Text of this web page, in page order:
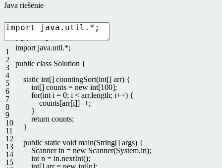
Java riešenie
1
2
3
4
5
6
7
8
9
10
11
12
13
14
15
import java.util.*;
public class Solution {
static int[] countingSort(int[] arr) {
int[] counts = new int[100];
for(int i = 0; i < arr.length; i++) {
counts[arr[i]]++;
}
return counts;
}
public static void main(String[] args) {
Scannerin = new Scanner(System.in);
int n = in.nextInt();